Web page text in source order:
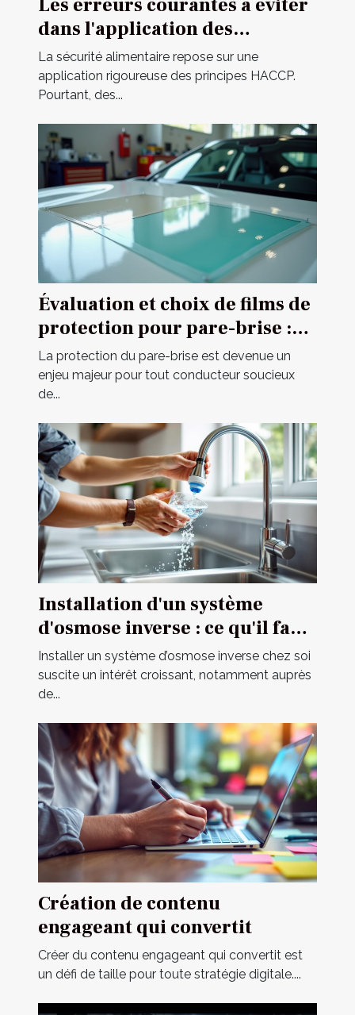
Les erreurs courantes à éviter
dans l'application des
principes HACCP
La sécurité alimentaire repose sur une
application rigoureuse des principes HACCP.
Pourtant, des...
Évaluation et choix de films de
protection pour pare-brise :
guide complet
La protection du pare-brise est devenue un
enjeu majeur pour tout conducteur soucieux
de...
Installation d'un système
d'osmose inverse : ce qu'il faut
savoir
Installer un système d’osmose inverse chez soi
suscite un intérêt croissant, notamment auprès
de...
Création de contenu
engageant qui convertit
Créer du contenu engageant qui convertit est
un défi de taille pour toute stratégie digitale....